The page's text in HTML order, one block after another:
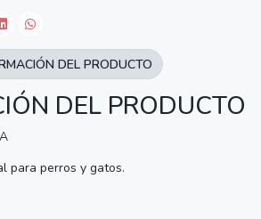
DEL PRODUCTO
para perros y gatos.
DEL PRODUCTO